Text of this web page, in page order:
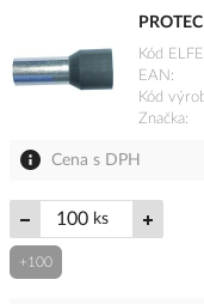
Kód
EAN
Kód
Značka
Cena s DPH
ks
+100